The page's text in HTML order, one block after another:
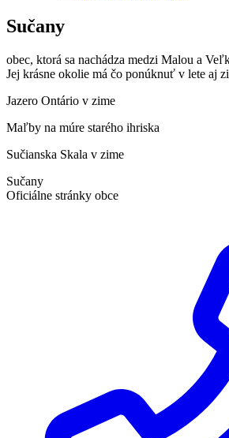
Sučany
obec, ktorá sa nachádza medzi Malou a
Jej krásne okolie má čo ponúknuť v lete aj
Jazero Ontário v zime
Maľby na múre starého ihriska
Sučianska Skala v zime
Sučany
Oficiálne stránky obce